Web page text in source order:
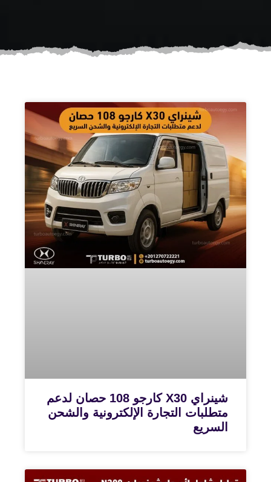
شينراي X30 كارجو 108 حصان لدعم
متطلبات التجارة الإلكترونية والشحن
السريع